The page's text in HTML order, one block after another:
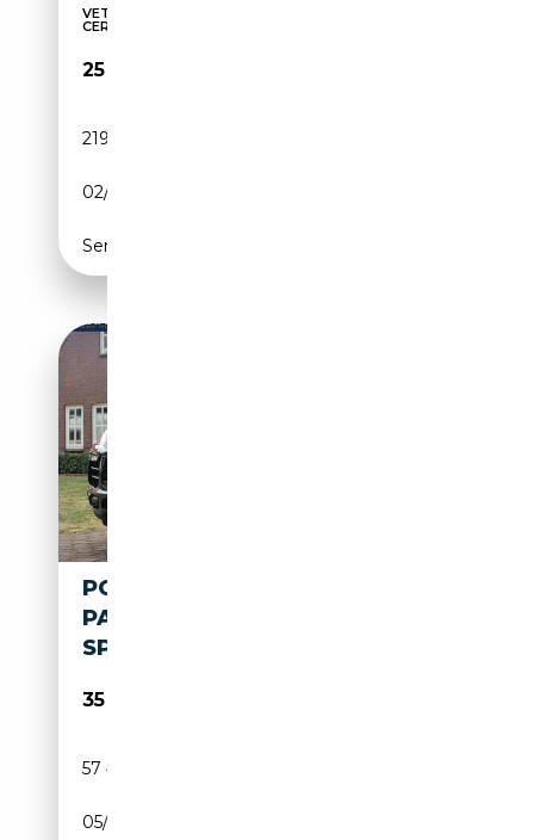
VETTURA UFFICIALE PORSCHE ITALIA, TAGLIANDI
CERTIF...
25 000€
219 900 km
02/2015
Semi-automatique
PORSCHE MACAN 2.0 AUT. |
PANORAMA | LUCHTVERING |
SPORTCHRONO |
35 945€
57 482 km
05/2017